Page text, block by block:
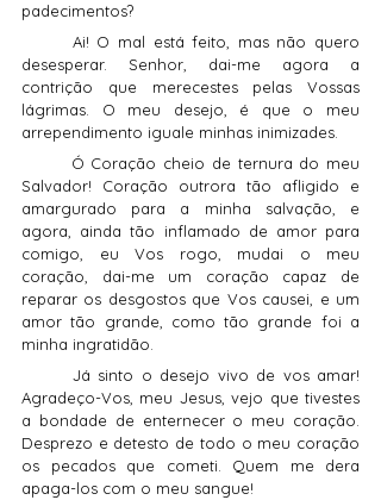
padecimentos?
desesperar. Senhor, dai-me agora a
contrição que merecestes pelas Vossas
lágrimas. O meu desejo, é que o meu
arrependimento iguale minhas inimizades.
Salvador! Coração outrora tão afligido e
amargurado para a minha salvação, e
agora, ainda tão inflamado de amor para
comigo, eu Vos rogo, mudai o meu
coração, dai-me um coração capaz de
reparar os desgostos que Vos causei, e um
amor tão grande, como tão grande foi a
minha ingratidão.
Agradeço-Vos, meu Jesus, vejo que tivestes
a bondade de enternecer o meu coração.
Desprezo e detesto de todo o meu coração
os pecados que cometi. Quem me dera
apaga-los com o meu sangue!